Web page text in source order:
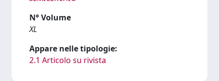
N° Volume
XL
Appare nelle tipologie:
2.1 Articolo su rivista